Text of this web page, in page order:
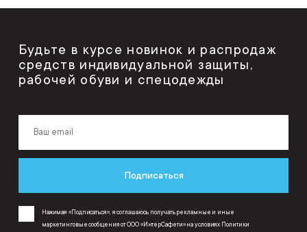
Будьте в курсе новинок и распродаж
средств индивидуальной защиты,
рабочей обуви и спецодежды
Подписаться
Нажимая «Подписаться», я соглашаюсь получать рекламные и иные
маркетинговые сообщения от ООО «ИнтерСафети» на условиях Политики